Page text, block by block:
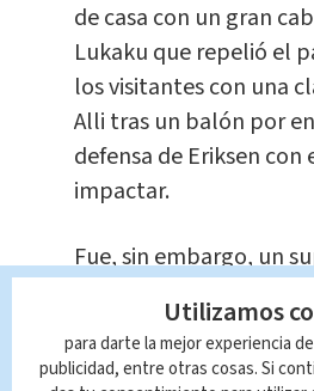
de casa con un gran
Lukaku que repelió el
los visitantes con una
Alli tras un balón por
defensa de Eriksen
impactar.
Fue, sin embargo, un
reemplazado a
recogió la redonda en
Utilizamos
para darte la mejor experiencia
publicidad, entre otras cosas. Si